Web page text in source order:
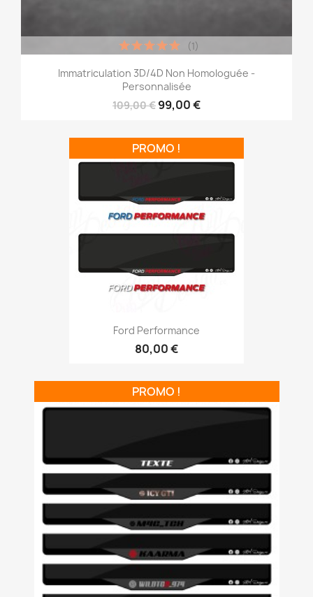
Immatriculation 3D/4D Non Homologuée -
Personnalisée
109,00 € 99,00 €
(1)
Ford Performance
80,00 €
PROMO !
PROMO !